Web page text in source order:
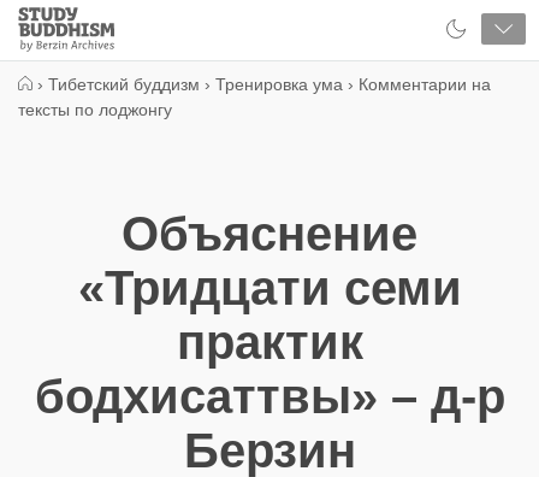
Close
Study
Buddhism
› Тибетский буддизм › Тренировка ума › Комментарии на
тексты по лоджонгу
Объяснение
«Тридцати семи
практик
бодхисаттвы» – д-р
Берзин